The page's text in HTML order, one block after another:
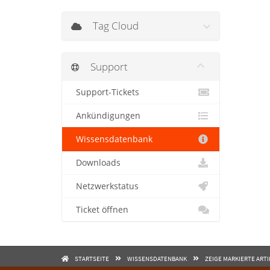
Tag Cloud
Support
Support-Tickets
Ankündigungen
Wissensdatenbank
Downloads
Netzwerkstatus
Ticket öffnen
STARTSEITE WISSENSDATENBANK ZEIGE MARKIERTE